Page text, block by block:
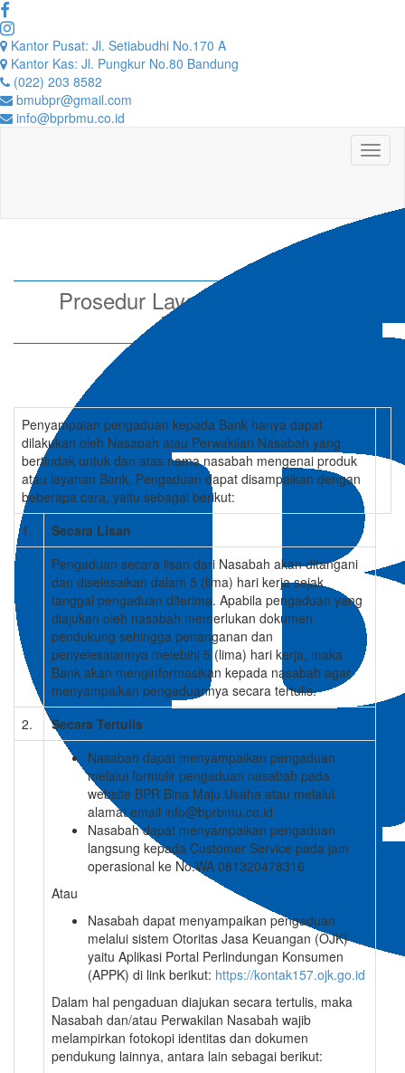
Kantor Pusat: Jl. Setiabudhi No.170 A
Kantor Kas: Jl. Pungkur No.80 Bandung
(022) 203 8582
bmubpr@gmail.com
info@bprbmu.co.id
Prosedur Layanan Pengaduan
Nasabah
Penyampaian pengaduan kepada Bank hanya dapat
dilakukan oleh Nasabah atau Perwakilan Nasabah yang
bertindak untuk dan atas nama nasabah mengenai produk
atau layanan Bank. Pengaduan dapat disampaikan dengan
beberapa cara, yaitu sebagai berikut:
1.
Secara Lisan
Pengaduan secara lisan dari Nasabah akan ditangani
dan diselesaikan dalam 5 (lima) hari kerja sejak
tanggal pengaduan diterima. Apabila pengaduan yang
diajukan oleh nasabah memerlukan dokumen
pendukung sehingga penanganan dan
penyelesaiannya melebihi 5 (lima) hari kerja, maka
Bank akan menginformasikan kepada nasabah agar
menyampaikan pengaduannya secara tertulis.
2.
Secara Tertulis
Nasabah dapat menyampaikan pengaduan
melalui formulir pengaduan nasabah pada
website BPR Bina Maju Usaha atau melalui
alamat email info@bprbmu.co.id
Nasabah dapat menyampaikan pengaduan
langsung kepada Customer Service pada jam
operasional ke No.WA 081320478316
Atau
Nasabah dapat menyampaikan pengaduan
melalui sistem Otoritas Jasa Keuangan (OJK)
yaitu Aplikasi Portal Perlindungan Konsumen
(APPK) di link berikut: https://kontak157.ojk.go.id
Dalam hal pengaduan diajukan secara tertulis, maka
Nasabah dan/atau Perwakilan Nasabah wajib
melampirkan fotokopi identitas dan dokumen
pendukung lainnya, antara lain sebagai berikut: